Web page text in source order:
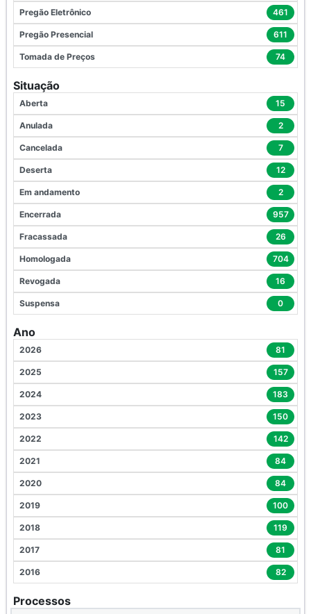
Pregão Eletrônico 461
Pregão Presencial 611
Tomada de Preços 74
Situação
Aberta 15
Anulada 2
Cancelada 7
Deserta 12
Em andamento 2
Encerrada 957
Fracassada 26
Homologada 704
Revogada 16
Suspensa 0
Ano
2026 81
2025 157
2024 183
2023 150
2022 142
2021 84
2020 84
2019 100
2018 119
2017 81
2016 82
Processos